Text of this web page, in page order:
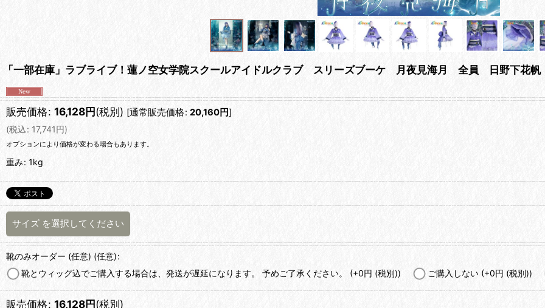
「一部在庫」ラブライブ！蓮ノ空女学院スクールアイドルクラブ スリーズブーケ 月夜見海月 全員 日野下
販売価格: 16,128円(税別) [通常販売価格: 20,160円]
(税込: 17,741円)
オプションにより価格が変わる場合もあります。
重み: 1kg
サイズ を選択してください
靴のみオーダー (任意) (任意):
靴とウィッグ込でご購入する場合は、発送が遅延になります。 予めご了承ください。 (+0円 (税別)) ご購入しない (+0円 (税別))
販売価格: 16,128円(税別)